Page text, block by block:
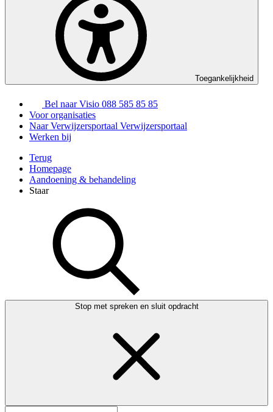
Toegankelijkheid
Bel naar Visio 088 585 85 85
Voor organisaties
Naar Verwijzersportaal Verwijzersportaal
Werken bij
Terug
Homepage
Aandoening & behandeling
Staar
Stop met spreken en sluit opdracht